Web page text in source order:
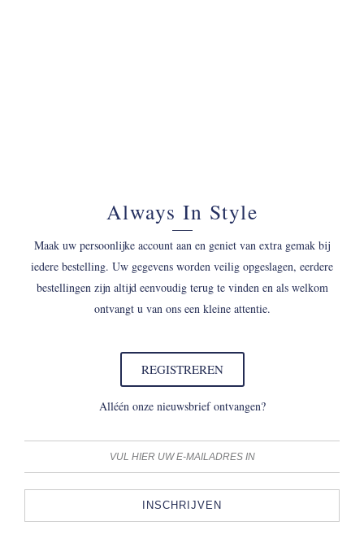
Always In Style
Maak uw persoonlijke account aan en geniet van extra gemak bij
iedere bestelling. Uw gegevens worden veilig opgeslagen, eerdere
bestellingen zijn altijd eenvoudig terug te vinden en als welkom
ontvangt u van ons een kleine attentie.
REGISTREREN
Alléén onze nieuwsbrief ontvangen?
INSCHRIJVEN